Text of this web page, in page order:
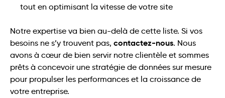
tout en optimisant la vitesse de votre site
Notre expertise va bien au-delà de cette liste. Si vos
besoins ne s’y trouvent pas, contactez-nous. Nous
avons à cœur de bien servir notre clientèle et sommes
prêts à concevoir une stratégie de données sur mesure
pour propulser les performances et la croissance de
votre entreprise.